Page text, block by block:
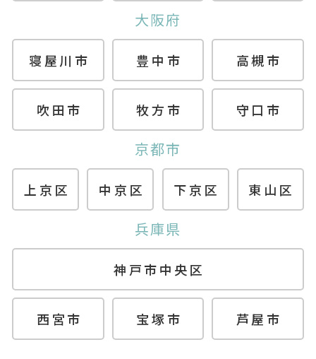
大阪府
寝屋川市 豊中市 高槻市
吹田市 牧方市 守口市
京都市
上京区 中京区 下京区 東山区
兵庫県
神戸市中央区
西宮市 宝塚市 芦屋市